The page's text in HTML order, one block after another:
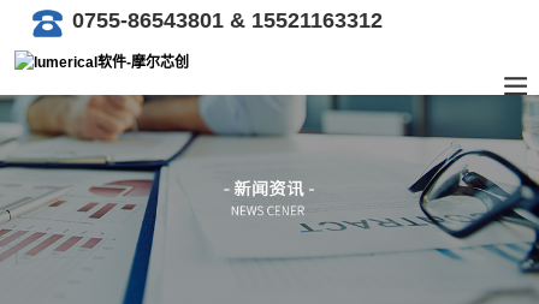
0755-86543801 & 15521163312